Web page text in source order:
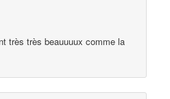
très très beauuuux comme la